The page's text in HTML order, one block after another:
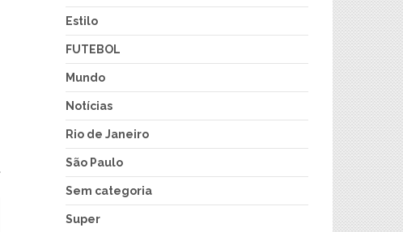
Estilo
FUTEBOL
Mundo
Notícias
Rio de Janeiro
São Paulo
Sem categoria
Super